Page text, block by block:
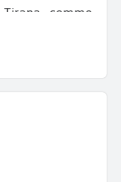
comme
sont d’anciens
vous sur la
grands